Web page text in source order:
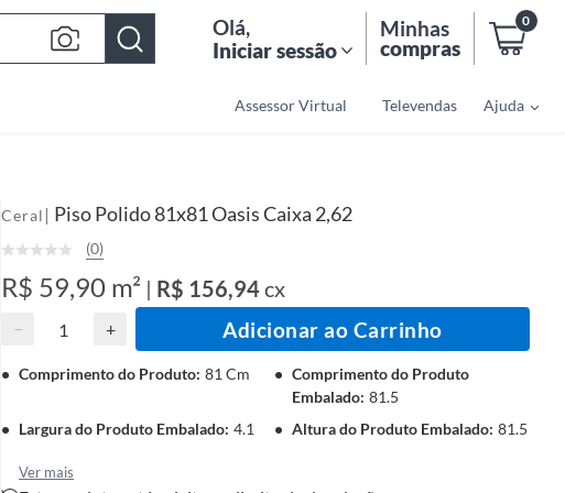
Olá,
Iniciar sessão
Minhas
compras
0
Assessor Virtual Televendas Ajuda
Ceral | Piso Polido 81x81 Oasis Caixa 2,62
(0)
R$ 59,90 m² | R$ 156,94cx
− + Adicionar ao Carrinho
Comprimento do Produto: 81 Cm
Comprimento do Produto
Embalado: 81.5
Largura do Produto Embalado: 4.1 Altura do Produto Embalado: 81.5
Ver mais